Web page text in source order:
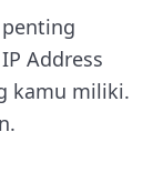
Address
kamu miliki.